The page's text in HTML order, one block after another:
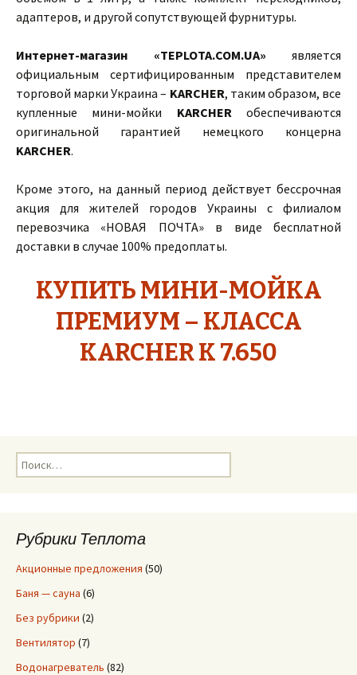
адаптеров, и другой сопутствующей фурнитуры.
Интернет-магазин «TEPLOTA.COM.UA» является
официальным сертифицированным представителем
торговой марки Украина – KARCHER, таким образом, все
купленные мини-мойки KARCHERобеспечиваются
оригинальной гарантией немецкого концерна
KARCHER.
Кроме этого, на данный период действует бессрочная
акция для жителей городов Украины с филиалом
перевозчика «НОВАЯ ПОЧТА» в виде бесплатной
доставки в случае 100% предоплаты.
КУПИТЬ МИНИ-МОЙКА
ПРЕМИУМ – КЛАССА
KARCHER K 7.650
Н
а
:Рубрики Теплота
Акционные предложения (50)
Баня — сауна (6)
Без рубрики (2)
Вентилятор (7)
Водонагреватель (82)